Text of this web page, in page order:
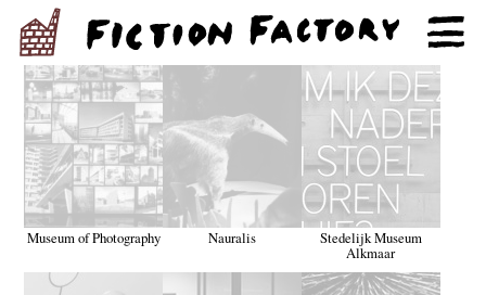
Museum of Photography Nauralis Stedelijk Museum
Alkmaar